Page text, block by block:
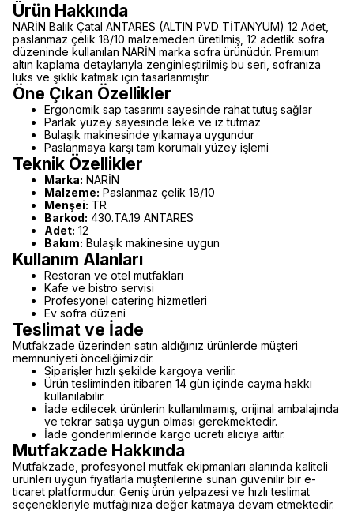
Ürün Hakkında
NARİN Balık Çatal ANTARES (ALTIN PVD TİTANYUM) 12 Adet,
paslanmaz çelik 18/10 malzemeden üretilmiş, 12 adetlik sofra
düzeninde kullanılan NARİN marka sofra ürünüdür. Premium
altın kaplama detaylarıyla zenginleştirilmiş bu seri, sofranıza
lüks ve şıklık katmak için tasarlanmıştır.
Öne Çıkan Özellikler
Ergonomik sap tasarımı sayesinde rahat tutuş sağlar
Parlak yüzey sayesinde leke ve iz tutmaz
Bulaşık makinesinde yıkamaya uygundur
Paslanmaya karşı tam korumalı yüzey işlemi
Teknik Özellikler
Marka: NARİN
Malzeme: Paslanmaz çelik 18/10
Menşei: TR
Barkod: 430.TA.19 ANTARES
Adet: 12
Bakım: Bulaşık makinesine uygun
Kullanım Alanları
Restoran ve otel mutfakları
Kafe ve bistro servisi
Profesyonel catering hizmetleri
Ev sofra düzeni
Teslimat ve İade
Mutfakzade üzerinden satın aldığınız ürünlerde müşteri
memnuniyeti önceliğimizdir.
Siparişler hızlı şekilde kargoya verilir.
Ürün tesliminden itibaren 14 gün içinde cayma hakkı
kullanılabilir.
İade edilecek ürünlerin kullanılmamış, orijinal ambalajında
ve tekrar satışa uygun olması gerekmektedir.
İade gönderimlerinde kargo ücreti alıcıya aittir.
Mutfakzade Hakkında
Mutfakzade, profesyonel mutfak ekipmanları alanında kaliteli
ürünleri uygun fiyatlarla müşterilerine sunan güvenilir bir e-
ticaret platformudur. Geniş ürün yelpazesi ve hızlı teslimat
seçenekleriyle mutfağınıza değer katmaya devam etmektedir.